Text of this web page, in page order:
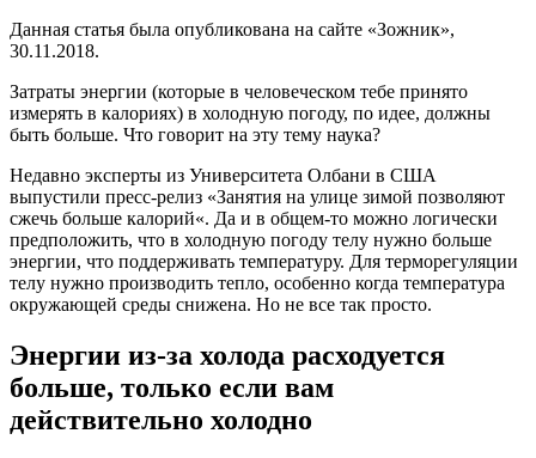
Данная статья была опубликована на сайте «Зожник»,
30.11.2018.
Затраты энергии (которые в человеческом тебе принято
измерять в калориях) в холодную погоду, по идее, должны
быть больше. Что говорит на эту тему наука?
Недавно эксперты из Университета Олбани в США
выпустили пресс-релиз «Занятия на улице зимой позволяют
сжечь больше калорий«. Да и в общем-то можно логически
предположить, что в холодную погоду телу нужно больше
энергии, что поддерживать температуру. Для терморегуляции
телу нужно производить тепло, особенно когда температура
окружающей среды снижена. Но не все так просто.
Энергии из-за холода расходуется
больше, только если вам
действительно холодно